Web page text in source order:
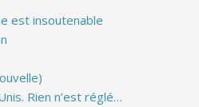
est insoutenable
Rien n’est réglé…